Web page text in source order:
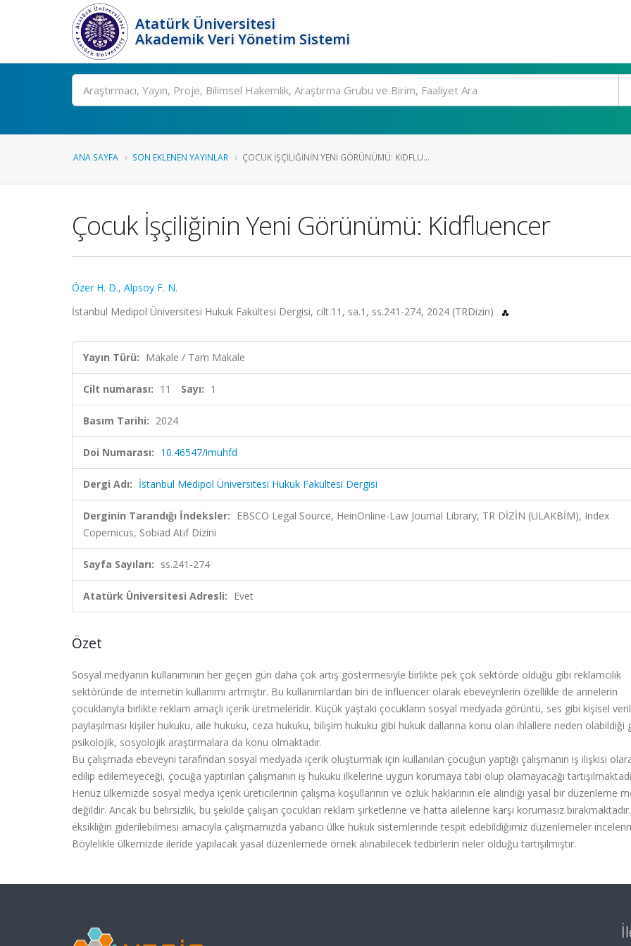
Atatürk Üniversitesi
Akademik Veri Yönetim Sistemi
Ara
ANA SAYFA SON EKLENEN YAYINLAR ÇOCUK İŞÇILIĞININ YENI GÖRÜNÜMÜ: KIDFLU...
Çocuk İşçiliğinin Yeni Görünümü: Kidfluencer
Özer H. D., Alpsoy F. N.
İstanbul Medipol Üniversitesi Hukuk Fakültesi Dergisi, cilt.11, sa.1, ss.241-274, 2024 (TRDizin)
Yayın Türü: Makale / Tam Makale
Cilt numarası: 11 Sayı: 1
Basım Tarihi: 2024
Doi Numarası: 10.46547/imuhfd
Dergi Adı: İstanbul Medipol Üniversitesi Hukuk Fakültesi Dergisi
Derginin Tarandığı İndeksler: EBSCO Legal Source, HeinOnline-Law Journal Library, TR DİZİN (ULAKBİM), Index
Copernicus, Sobiad Atıf Dizini
Sayfa Sayıları: ss.241-274
Atatürk Üniversitesi Adresli: Evet
Özet
Sosyal medyanın kullanımının her geçen gün daha çok artış göstermesiyle birlikte pek çok sektörde olduğu gibi reklamcılık
sektöründe de internetin kullanımı artmıştır. Bu kullanımlardan biri de influencer olarak ebeveynlerin özellikle de annelerin
çocuklarıyla birlikte reklam amaçlı içerik üretmeleridir. Küçük yaştaki çocukların sosyal medyada görüntü, ses gibi kişisel
paylaşılması kişiler hukuku, aile hukuku, ceza hukuku, bilişim hukuku gibi hukuk dallarına konu olan ihlallere neden olabildiği
psikolojik, sosyolojik araştırmalara da konu olmaktadır.
Bu çalışmada ebeveyni tarafından sosyal medyada içerik oluşturmak için kullanılan çocuğun yaptığı çalışmanın iş ilişkisi
edilip edilemeyeceği, çocuğa yaptırılan çalışmanın iş hukuku ilkelerine uygun korumaya tabi olup olamayacağı
Henüz ülkemizde sosyal medya içerik üreticilerinin çalışma koşullarının ve özlük haklarının ele alındığı yasal bir düzenleme
değildir. Ancak bu belirsizlik, bu şekilde çalışan çocukları reklam şirketlerine ve hatta ailelerine karşı korumasız
eksikliğin giderilebilmesi amacıyla çalışmamızda yabancı ülke hukuk sistemlerinde tespit edebildiğimiz düzenlemeler
Böylelikle ülkemizde ileride yapılacak yasal düzenlemede örnek alınabilecek tedbirlerin neler olduğu tartışılmıştır.